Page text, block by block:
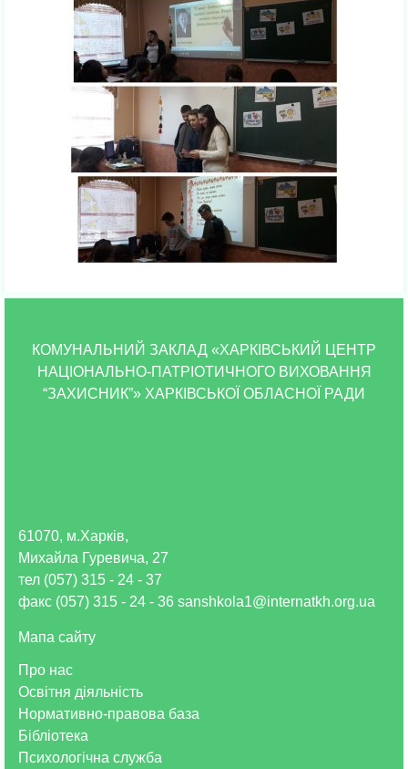
КОМУНАЛЬНИЙ ЗАКЛАД «ХАРКІВСЬКИЙ ЦЕНТР
НАЦІОНАЛЬНО-ПАТРІОТИЧНОГО ВИХОВАННЯ
“ЗАХИСНИК”» ХАРКІВСЬКОЇ ОБЛАСНОЇ РАДИ
Про нас
Освітня діяльність
Нормативно-правова база
Бібліотека
Психологічна служба
61070, м.Харків,
Михайла Гуревича, 27
тел (057) 315 - 24 - 37
факс (057) 315 - 24 - 36 sanshkola1@internatkh.org.ua
Мапа сайту